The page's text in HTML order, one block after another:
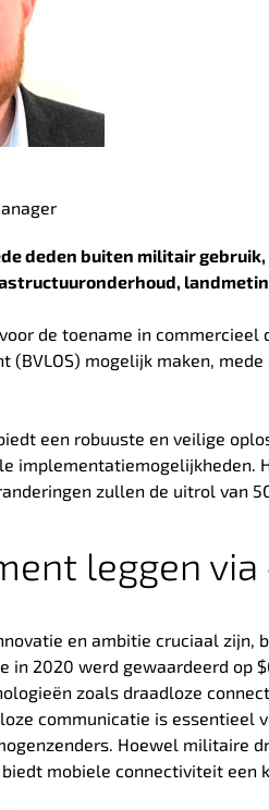
deden buiten militair
de toename in
(BVLOS) mogelijk maken,
een robuuste en veilige
implementatiemogelijkheden.
zullen de uitrol van
leggen
en ambitie cruciaal zijn,
in 2020 werd gewaardeerd op
zoals draadloze
communicatie is essentieel
Hoewel militaire
mobiele connectiviteit een